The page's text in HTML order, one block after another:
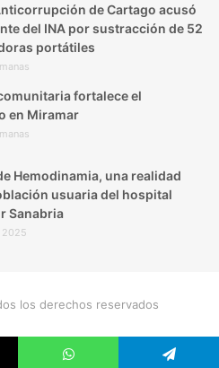
de Cartago acusó
del INA por sustracción de 52
portátiles
fortalece el
en Miramar
Hemodinamia, una realidad
usuaria del hospital
Sanabria
2025
los derechos reservados